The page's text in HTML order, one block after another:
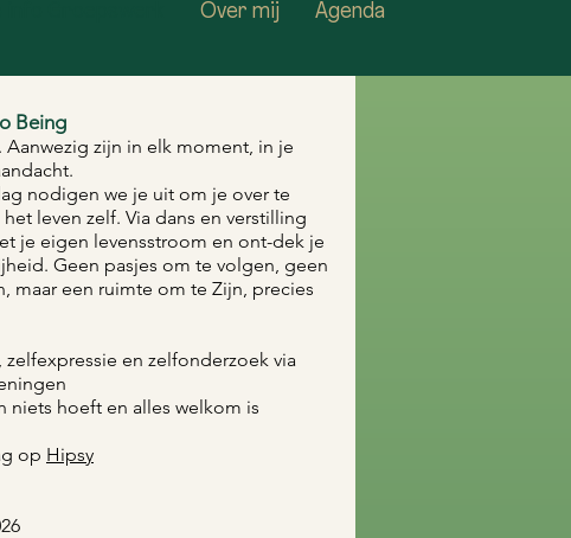
Over mij Agenda
Being
zijn in elk moment, in je
nodigen we je uit om je over te
leven zelf. Via dans en verstilling
je eigen levensstroom en ont-dek je
Geen pasjes om te volgen, geen
maar een ruimte om te Zijn, precies
en zelfonderzoek via
niets hoeft en alles welkom is
op Hipsy